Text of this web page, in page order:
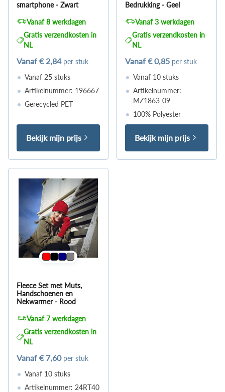
smartphone - Zwart
Vanaf 8 werkdagen
Gratis verzendkosten in
NL
Vanaf € 2,84 per stuk
Vanaf 25 stuks
Artikelnummer: 196667
Gerecycled PET
Bekijk mijn prijs
Bedrukking - Geel
Vanaf 3 werkdagen
Gratis verzendkosten in
NL
Vanaf € 0,85 per stuk
Vanaf 10 stuks
Artikelnummer:
MZ1863-09
100% Polyester
Bekijk mijn prijs
Fleece Set met Muts,
Handschoenen en
Nekwarmer - Rood
Vanaf 7 werkdagen
Gratis verzendkosten in
NL
Vanaf € 7,60 per stuk
Vanaf 10 stuks
Artikelnummer: 24RT40